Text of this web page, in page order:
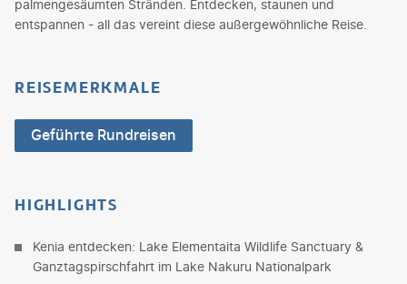
palmengesäumten Stränden. Entdecken, staunen und
entspannen - all das vereint diese außergewöhnliche Reise.
REISEMERKMALE
Geführte Rundreisen
HIGHLIGHTS
Kenia entdecken: Lake Elementaita Wildlife Sanctuary &
Ganztagspirschfahrt im Lake Nakuru Nationalpark